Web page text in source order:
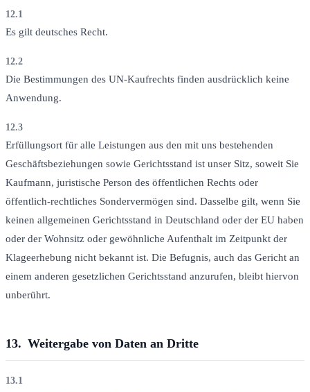
12.1
Es gilt deutsches Recht.
12.2
Die Bestimmungen des UN-Kaufrechts finden ausdrücklich keine
Anwendung.
12.3
Erfüllungsort für alle Leistungen aus den mit uns bestehenden
Geschäftsbeziehungen sowie Gerichtsstand ist unser Sitz, soweit Sie
Kaufmann, juristische Person des öffentlichen Rechts oder
öffentlich-rechtliches Sondervermögen sind. Dasselbe gilt, wenn Sie
keinen allgemeinen Gerichtsstand in Deutschland oder der EU haben
oder der Wohnsitz oder gewöhnliche Aufenthalt im Zeitpunkt der
Klageerhebung nicht bekannt ist. Die Befugnis, auch das Gericht an
einem anderen gesetzlichen Gerichtsstand anzurufen, bleibt hiervon
unberührt.
13. Weitergabe von Daten an Dritte
13.1